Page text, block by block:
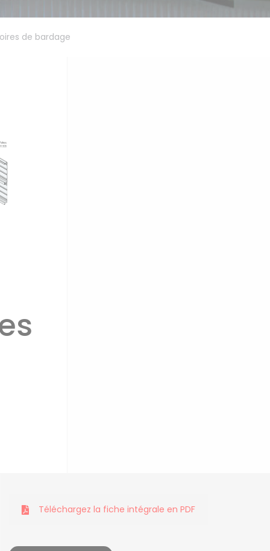
de bardage
Téléchargez la fiche intégrale en PDF